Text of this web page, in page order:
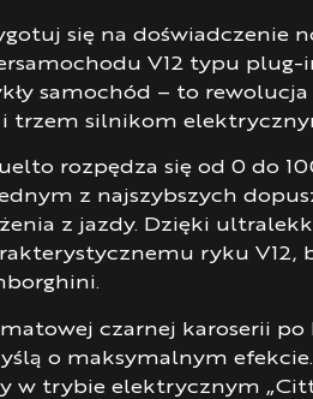
się na doświadczenie
V12 typu plug-
samochód – to
i trzem silnikom
rozpędza się od 0 do
z najszybszych
z jazdy. Dzięki
ryku V12,
czarnej karoserii
o maksymalnym
w trybie elektrycznym